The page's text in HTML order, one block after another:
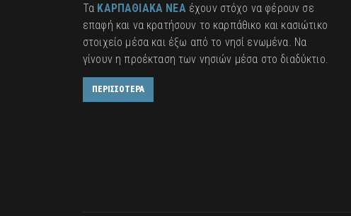
Τα ΚΑΡΠΑΘΙΑΚΑ ΝΕΑ έχουν στόχο να φέρουν σε
επαφή και να κρατήσουν το καρπάθικο και κασιώτικο
στοιχείο μέσα και έξω από το νησί ενωμένα. Να
γίνουν η προέκταση των νησιών μέσα στο διαδύκτιο.
ΠΕΡΙΣΣΟΤΕΡΑ